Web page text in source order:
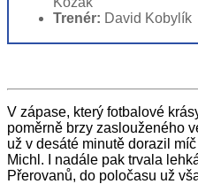
Trenér: David Kobylík
V zápase, který fotbalové
poměrně brzy zaslouženého
už v desáté minutě dorazil
Michl. I nadále pak trvala
Přerovanů, do poločasu už